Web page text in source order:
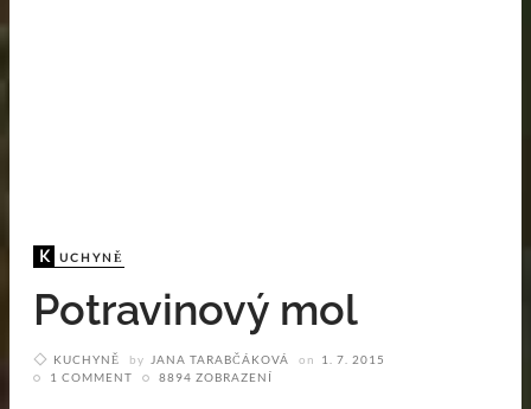
K UCHYNĚ
Potravinový mol
KUCHYNĚ by JANA TARABČÁKOVÁ on
1. 7. 2015
1 COMMENT
8894 ZOBRAZENÍ